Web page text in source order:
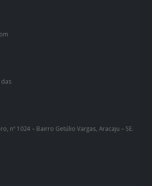
das
nº 1024 – Bairro Getúlio Vargas, Aracaju – SE.